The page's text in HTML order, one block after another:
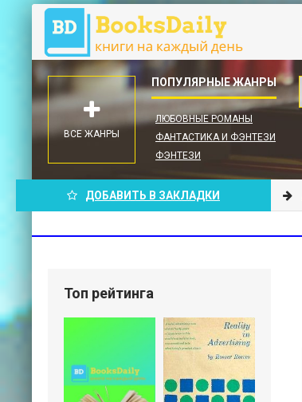
ЛЮБОВНЫЕ РОМАНЫ
ФАНТАСТИКА И ФЭНТЕЗИ
ФЭНТЕЗИ
ВСЕ ЖАНРЫ
ДОБАВИТЬ В ЗАКЛАДКИ
Топ рейтинга